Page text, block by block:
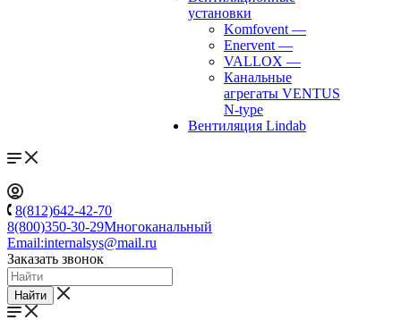
установки
Komfovent —
Enervent —
VALLOX —
Канальные
агрегаты VENTUS
N-type
Вентиляция Lindab
8(812)642-42-70
8(800)350-30-29Многоканальный
Email:internalsys@mail.ru
Заказать звонок
Найти